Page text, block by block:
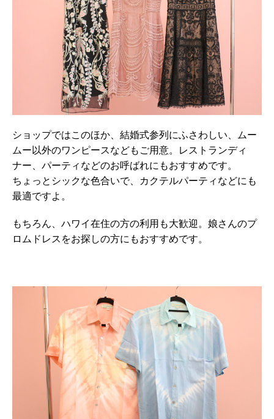
ショップではこのほか、結婚式参列にふさわしい、ムー
ムー以外のワンピースなどもご用意。レストランディ
ナー、パーティなどのお呼ばれにもおすすめです。
ちょっとシックな色合いで、カクテルパーティなどにも
最適ですよ。
もちろん、ハワイ在住の方の利用も大歓迎。娘さんのプ
ロムドレスをお探しの方にもおすすめです。